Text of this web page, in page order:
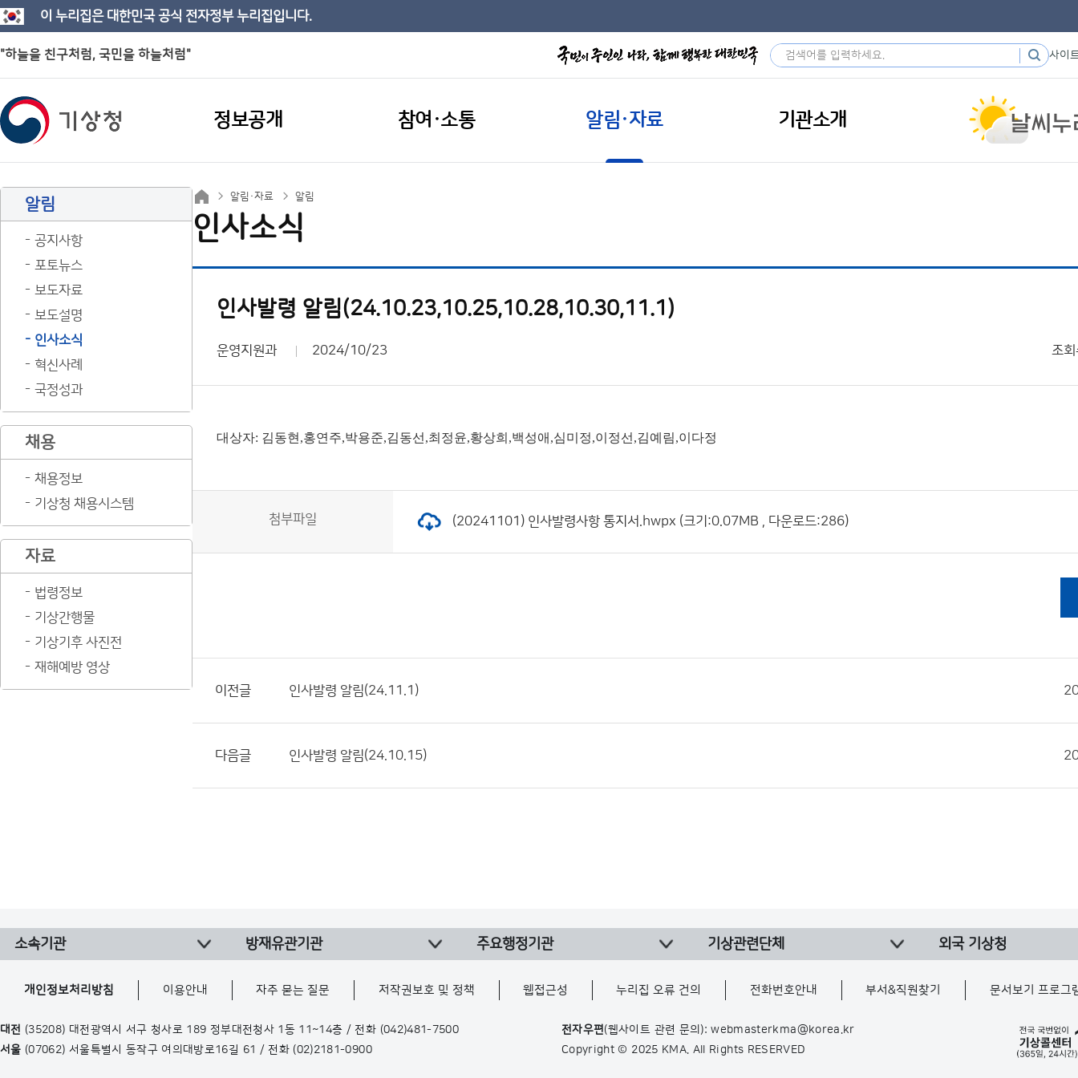
이 누리집은 대한민국 공식 전자정부 누리집입니다.
"하늘을 친구처럼, 국민을 하늘처럼" 사이
정보공개 참여·소통 알림·자료 기관소개
알림
공지사항
포토뉴스
보도자료
보도설명
인사소식
혁신사례
국정성과
채용
채용정보
기상청 채용시스템
자료
법령정보
기상간행물
기상기후 사진전
재해예방 영상
알림·자료 알림
인사소식
인사발령 알림(24.10.23,10.25,10.28,10.30,11.1)
운영지원과 2024/10/23 조회
대상자: 김동현,홍연주,박용준,김동선,최정윤,황상희,백성애,심미정,이정선,김예림,이다정
첨부파일 (20241101) 인사발령사항 통지서.hwpx (크기:0.07MB , 다운로드:286)
이전글 인사발령 알림(24.11.1)
다음글 인사발령 알림(24.10.15)
소속기관 방재유관기관 주요행정기관 기상관련단체 외국 기상청
개인정보처리방침 이용안내 자주 묻는 질문 저작권보호 및 정책 웹접근성 누리집 오류 건의 전화번호안내 부서&직원찾기 문서보기 프로그
대전 (35208) 대전광역시 서구 청사로 189 정부대전청사 1동 11~14층 / 전화 (042)481-7500
서울 (07062) 서울특별시 동작구 여의대방로16길 61 / 전화 (02)2181-0900
전자우편(웹사이트 관련 문의): webmasterkma@korea.kr
Copyright © 2025 KMA. All Rights RESERVED